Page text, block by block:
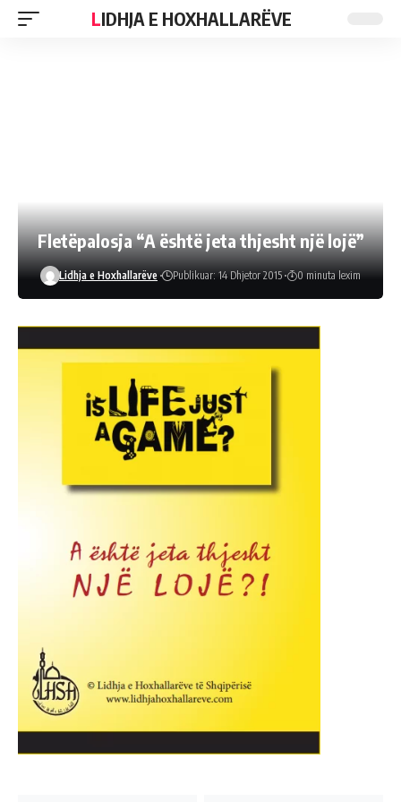
LIDHJA E HOXHALLARËVE
Fletëpalosja “A është jeta thjesht një lojë”
Lidhja e Hoxhallarëve Publikuar: 14 Dhjetor 2015 0 minuta lexim